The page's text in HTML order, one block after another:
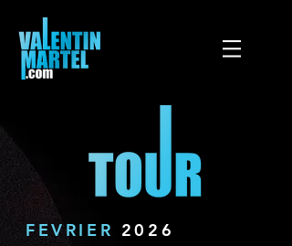
FEVRIER 2026